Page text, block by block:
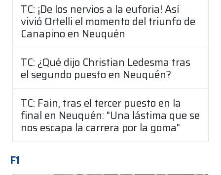
TC: ¡De los nervios a la euforia! Así
vivió Ortelli el momento del triunfo de
Canapino en Neuquén
TC: ¿Qué dijo Christian Ledesma tras
el segundo puesto en Neuquén?
TC: Fain, tras el tercer puesto en la
final en Neuquén: "Una lástima que se
nos escapa la carrera por la goma"
F1